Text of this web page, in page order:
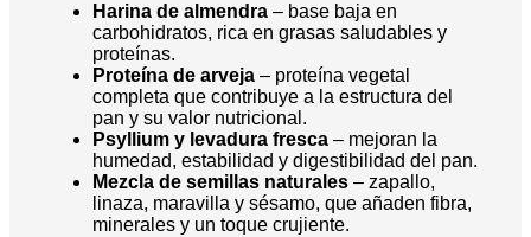
Harina de almendra – base baja en
carbohidratos, rica en grasas saludables y
proteínas.
Proteína de arveja – proteína vegetal
completa que contribuye a la estructura del
pan y su valor nutricional.
Psyllium y levadura fresca – mejoran la
humedad, estabilidad y digestibilidad del pan.
Mezcla de semillas naturales – zapallo,
linaza, maravilla y sésamo, que añaden fibra,
minerales y un toque crujiente.